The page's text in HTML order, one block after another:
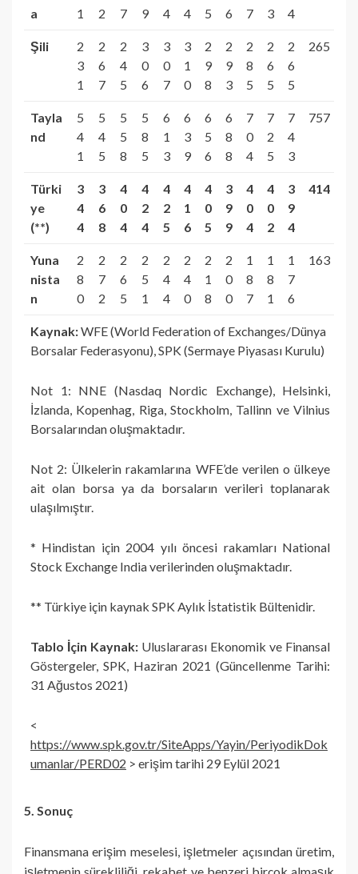
a
1
2
7
9
4
4
5
6
7
3
4
Şili
2
3
1
2
6
7
2
4
5
3
0
6
3
0
7
3
1
0
2
9
8
2
9
3
2
8
5
2
6
5
2
6
5
265
Tayla
nd
5
4
1
5
4
5
5
5
8
5
8
5
6
1
3
6
3
9
6
5
6
6
8
8
7
0
4
7
2
5
7
4
3
757
Türki
ye
(**)
3
4
4
3
6
8
4
0
4
4
2
4
4
2
5
4
1
6
4
0
5
3
9
9
4
0
4
4
0
2
3
9
4
414
Yuna
nista
n
2
8
0
2
7
2
2
6
5
2
5
1
2
4
4
2
4
0
2
1
8
2
0
0
1
8
7
1
8
1
1
7
6
163
Kaynak:WFE (World Federation of Exchanges/Dünya
Borsalar Federasyonu), SPK (Sermaye Piyasası Kurulu)
Not 1: NNE (Nasdaq Nordic Exchange), Helsinki,
İzlanda, Kopenhag, Riga, Stockholm, Tallinn ve Vilnius
Borsalarından oluşmaktadır.
Not 2: Ülkelerin rakamlarına WFE’de verilen o ülkeye
ait olan borsa ya da borsaların verileri toplanarak
ulaşılmıştır.
* Hindistan için 2004 yılı öncesi rakamları National
Stock Exchange India verilerinden oluşmaktadır.
** Türkiye için kaynak SPK Aylık İstatistik Bültenidir.
Tablo İçin Kaynak: Uluslararası Ekonomik ve Finansal
Göstergeler, SPK, Haziran 2021 (Güncellenme Tarihi:
31 Ağustos 2021)
<
https://www.spk.gov.tr/SiteApps/Yayin/PeriyodikDok
umanlar/PERD02 > erişim tarihi 29 Eylül 2021
5. Sonuç
Finansmana erişim meselesi, işletmeler açısından üretim,